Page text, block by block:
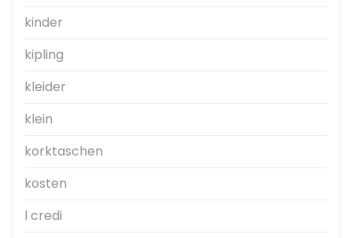
kinder
kipling
kleider
klein
korktaschen
kosten
l credi